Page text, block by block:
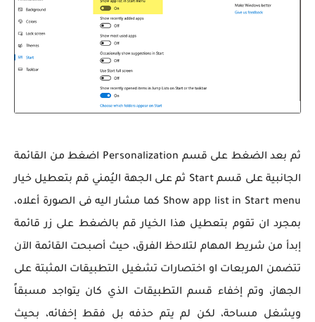
ثم بعد الضغط على قسم Personalization اضغط من القائمة
الجانبية على قسم Start ثم على الجهة اليُمني قم بتعطيل خيار
Show app list in Start menu كما مشار اليه فى الصورة أعلاه،
بمجرد ان تقوم بتعطيل هذا الخيار قم بالضغط على زر قائمة
إبدأ من شريط المهام لتلاحظ الفرق، حيث أصبحت القائمة الآن
تتضمن المربعات او اختصارات تشغيل التطبيقات المثبتة على
الجهاز، وتم إخفاء قسم التطبيقات الذي كان يتواجد مسبقاً
ويشغل مساحة، لكن لم يتم حذفه بل فقط إخفائه، بحيث